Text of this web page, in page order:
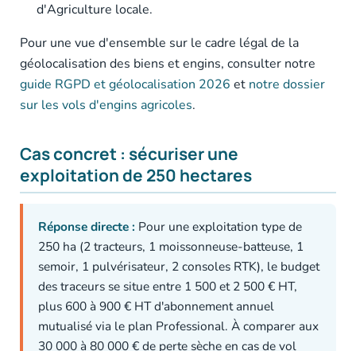
d'Agriculture locale.
Pour une vue d'ensemble sur le cadre légal de la
géolocalisation des biens et engins, consulter notre
guide RGPD et géolocalisation 2026 et notre dossier
sur les vols d'engins agricoles.
Cas concret : sécuriser une
exploitation de 250 hectares
Réponse directe : Pour une exploitation type de
250 ha (2 tracteurs, 1 moissonneuse-batteuse, 1
semoir, 1 pulvérisateur, 2 consoles RTK), le budget
des traceurs se situe entre 1 500 et 2 500 € HT,
plus 600 à 900 € HT d'abonnement annuel
mutualisé via le plan Professional. À comparer aux
30 000 à 80 000 € de perte sèche en cas de vol